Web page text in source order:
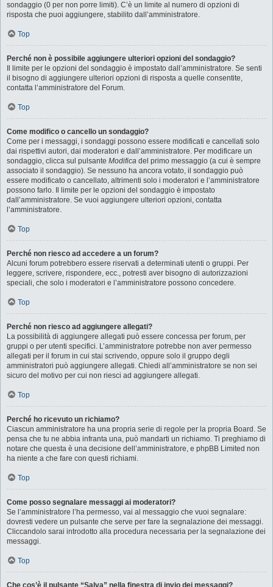
sondaggio (0 per non porre limiti). C’è un limite al numero di opzioni di
risposta che puoi aggiungere, stabilito dall’amministratore.
Top
Perché non è possibile aggiungere ulteriori opzioni del sondaggio?
Il limite per le opzioni del sondaggio è impostato dall’amministratore. Se senti
il bisogno di aggiungere ulteriori opzioni di risposta a quelle consentite,
contatta l’amministratore del Forum.
Top
Come modifico o cancello un sondaggio?
Come per i messaggi, i sondaggi possono essere modificati e cancellati solo
dai rispettivi autori, dai moderatori e dall’amministratore. Per modificare un
sondaggio, clicca sul pulsante Modifica del primo messaggio (a cui è sempre
associato il sondaggio). Se nessuno ha ancora votato, il sondaggio può
essere modificato o cancellato, altrimenti solo i moderatori e l’amministratore
possono farlo. Il limite per le opzioni del sondaggio è impostato
dall’amministratore. Se vuoi aggiungere ulteriori opzioni, contatta
l’amministratore.
Top
Perché non riesco ad accedere a un forum?
Alcuni forum potrebbero essere riservati a determinati utenti o gruppi. Per
leggere, scrivere, rispondere, ecc., potresti aver bisogno di autorizzazioni
speciali, che solo i moderatori e l’amministratore possono concedere.
Top
Perché non riesco ad aggiungere allegati?
La possibilità di aggiungere allegati può essere concessa per forum, per
gruppi o per utenti specifici. L’amministratore potrebbe non aver permesso
allegati per il forum in cui stai scrivendo, oppure solo il gruppo degli
amministratori può aggiungere allegati. Chiedi all’amministratore se non sei
sicuro del motivo per cui non riesci ad aggiungere allegati.
Top
Perché ho ricevuto un richiamo?
Ciascun amministratore ha una propria serie di regole per la propria Board. Se
pensa che tu ne abbia infranta una, può mandarti un richiamo. Ti preghiamo di
notare che questa è una decisione dell’amministratore, e phpBB Limited non
ha niente a che fare con questi richiami.
Top
Come posso segnalare messaggi ai moderatori?
Se l’amministratore l’ha permesso, vai al messaggio che vuoi segnalare:
dovresti vedere un pulsante che serve per fare la segnalazione dei messaggi.
Cliccandolo sarai introdotto alla procedura necessaria per la segnalazione dei
messaggi.
Top
Che cos’è il pulsante “Salva” nella finestra di invio dei messaggi?